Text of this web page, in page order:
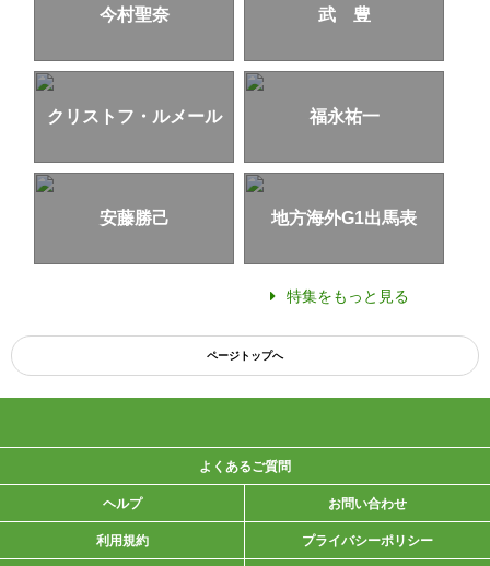
今村聖奈 武 豊
クリストフ・ルメール 福永祐一
安藤勝己 地方海外G1出馬表
特集をもっと見る
ページトップへ
よくあるご質問
ヘルプ お問い合わせ
利用規約 プライバシーポリシー